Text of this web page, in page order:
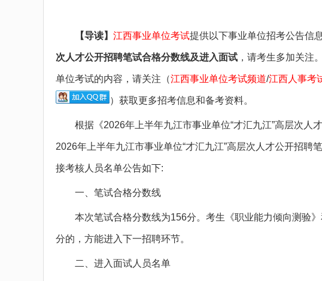
【导读】 江西事业单位考试提供以下事业单位招考公告信息
次人才公开招聘笔试合格分数线及进入面试 ，请考生多加关注
单位考试的内容，请关注（江西事业单位考试频道/江西人事考
）获取更多招考信息和备考资料。
根据《2026年上半年九江市事业单位“才汇九江”高层次人
2026年上半年九江市事业单位“才汇九江”高层次人才公开招聘
接考核人员名单公告如下:
一、笔试合格分数线
本次笔试合格分数线为156分。考生《职业能力倾向测验》
分的，方能进入下一招聘环节。
二、进入面试人员名单